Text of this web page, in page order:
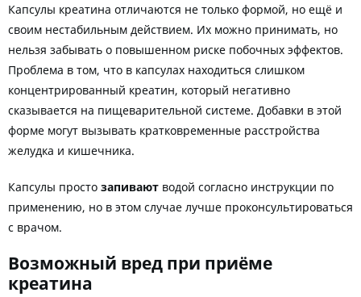
Капсулы креатина отличаются не только формой, но ещё и
своим нестабильным действием. Их можно принимать, но
нельзя забывать о повышенном риске побочных эффектов.
Проблема в том, что в капсулах находиться слишком
концентрированный креатин, который негативно
сказывается на пищеварительной системе. Добавки в этой
форме могут вызывать кратковременные расстройства
желудка и кишечника.
Капсулы простозапивают водой согласно инструкции по
применению, но в этом случае лучше проконсультироваться
с врачом.
Возможный вред при приёме
креатина